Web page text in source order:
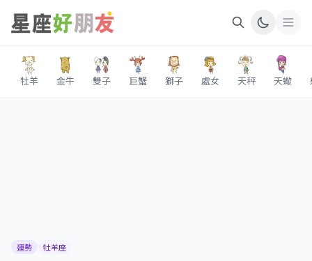
牡羊 金牛 雙子 巨蟹 獅子 處女 天秤 天蠍
運勢 牡羊座